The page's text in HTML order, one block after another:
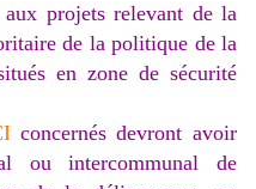
projets relevant de la
de la politique de la
en zone de sécurité
concernés devront avoir
ou intercommunal de